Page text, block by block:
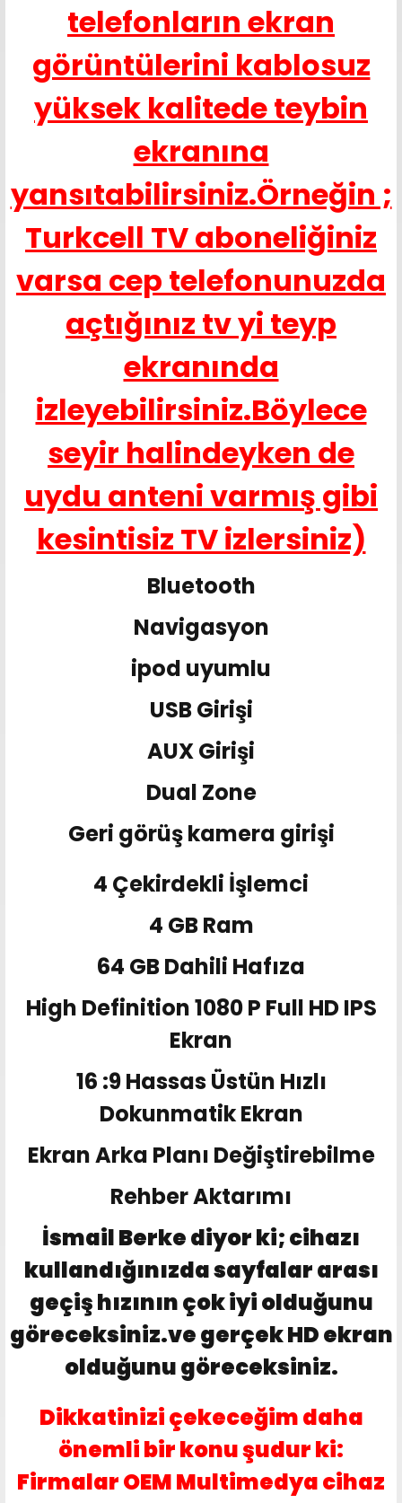
telefonların ekran
görüntülerini kablosuz
yüksek kalitede teybin
ekranına
yansıtabilirsiniz.Örneğin ;
Turkcell TV aboneliğiniz
varsa cep telefonunuzda
açtığınız tv yi teyp
ekranında
izleyebilirsiniz.Böylece
seyir halindeyken de
uydu anteni varmış gibi
kesintisiz TV izlersiniz)
Bluetooth
Navigasyon
ipod uyumlu
USB Girişi
AUX Girişi
Dual Zone
Geri görüş kamera girişi
4 Çekirdekli İşlemci
4 GB Ram
64 GB Dahili Hafıza
High Definition 1080 P Full HD IPS
Ekran
16 :9 Hassas Üstün Hızlı
Dokunmatik Ekran
Ekran Arka Planı Değiştirebilme
Rehber Aktarımı
İsmail Berke diyor ki; cihazı
kullandığınızda sayfalar arası
geçiş hızının çok iyi olduğunu
göreceksiniz.ve gerçek HD ekran
olduğunu göreceksiniz.
Dikkatinizi çekeceğim daha
önemli bir konu şudur ki:
Firmalar OEM Multimedya cihaz